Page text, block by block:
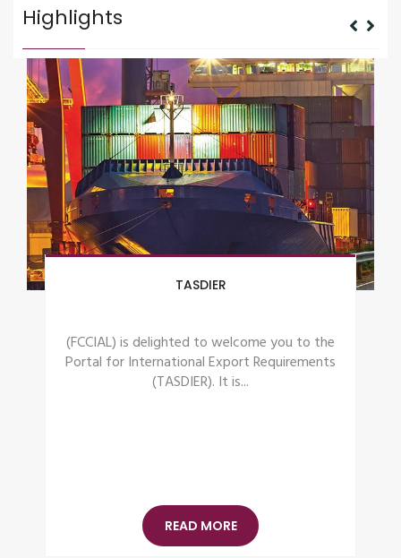
Highlights
Dual System Training – DSME
Cooperative Vocational Education and
Training and the Role of Chambers
Cooperative Vocational Education and
READ MORE